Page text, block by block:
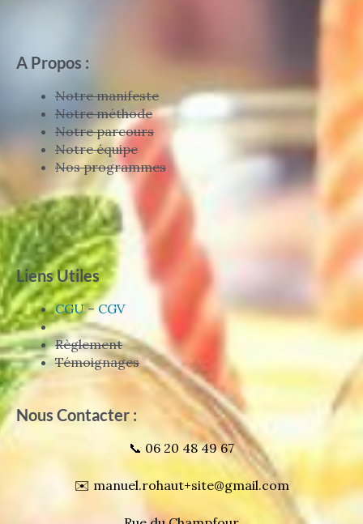
A Propos :
Notre manifeste
Notre méthode
Notre parcours
Notre équipe
Nos programmes
Liens Utiles
CGU–CGV
Règlement
Témoignages
Nous Contacter :
📞 06 20 48 49 67
✉️ manuel.rohaut+site@gmail.com